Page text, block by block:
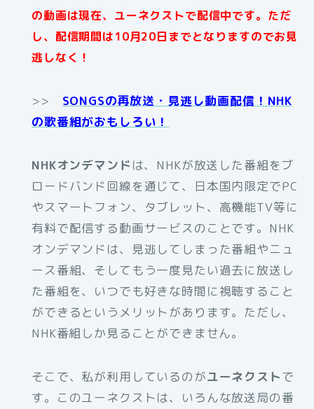
の動画は現在、ユーネクストで配信中です。ただ
し、配信期間は10月20日までとなりますのでお見
逃しなく！
>> SONGSの再放送・見逃し動画配信！NHK
の歌番組がおもしろい！
NHKオンデマンド は、NHKが放送した番組をブ
ロードバンド回線を通じて、日本国内限定でPC
やスマートフォン、タブレット、高機能TV等に
有料で配信する動画サービスのことです。NHK
オンデマンドは、見逃してしまった番組やニュ
ース番組、そしてもう一度見たい過去に放送し
た番組を、いつでも好きな時間に視聴すること
ができるというメリットがあります。ただし、
NHK番組しか見ることができません。
そこで、私が利用しているのがユーネクストで
す。このユーネクストは、いろんな放送局の番